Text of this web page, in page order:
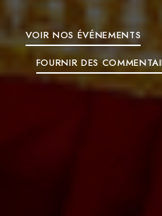
TRANSLATE SITE
VOIR NOS ÉVÉNEMENTS
FOURNIR DES